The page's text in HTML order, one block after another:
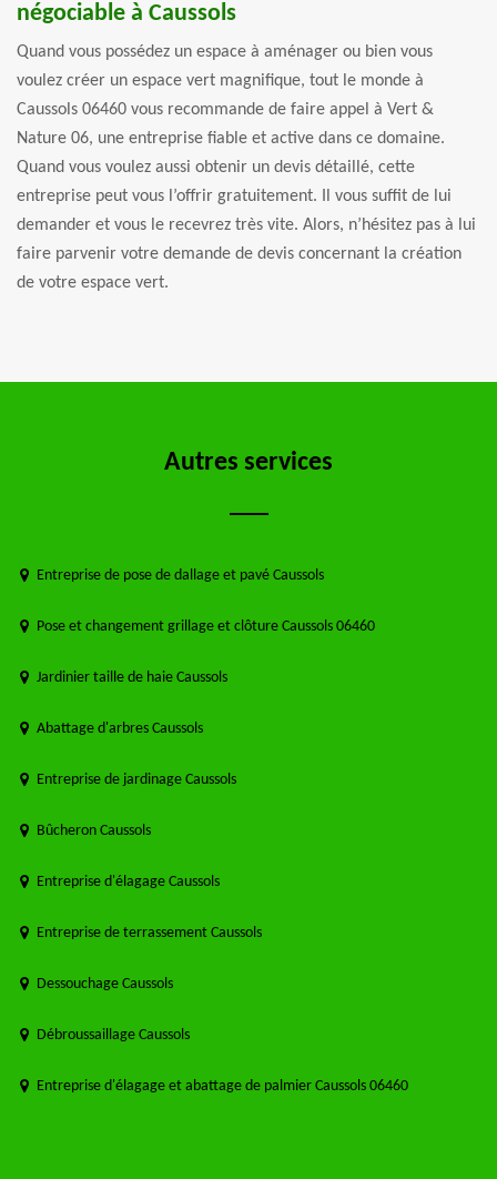
négociable à Caussols
Quand vous possédez un espace à aménager ou bien vous
voulez créer un espace vert magnifique, tout le monde à
Caussols 06460 vous recommande de faire appel à Vert &
Nature 06, une entreprise fiable et active dans ce domaine.
Quand vous voulez aussi obtenir un devis détaillé, cette
entreprise peut vous l’offrir gratuitement. Il vous suffit de lui
demander et vous le recevrez très vite. Alors, n’hésitez pas à lui
faire parvenir votre demande de devis concernant la création
de votre espace vert.
Autres services
Entreprise de pose de dallage et pavé Caussols
Pose et changement grillage et clôture Caussols 06460
Jardinier taille de haie Caussols
Abattage d'arbres Caussols
Entreprise de jardinage Caussols
Bûcheron Caussols
Entreprise d'élagage Caussols
Entreprise de terrassement Caussols
Dessouchage Caussols
Débroussaillage Caussols
Entreprise d'élagage et abattage de palmier Caussols 06460